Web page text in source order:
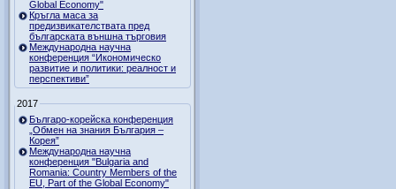
Global Economy"
Кръгла маса за
предизвикателствата пред
българската външна търговия
Международна научна
конференция “Икономическо
развитие и политики: реалност и
перспективи”
2017
Българо-корейска конференция
„Обмен на знания България –
Корея”
Международна научна
конференция "Bulgaria and
Romania: Country Members of the
EU, Part of the Global Economy"